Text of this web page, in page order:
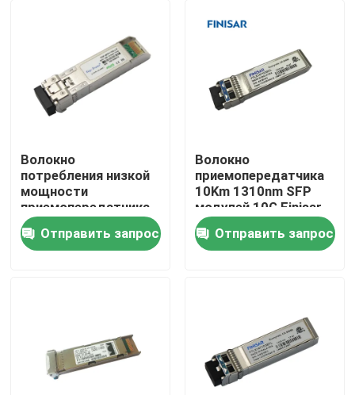
Путешествие фабрики
Свяжитесь мы
Новости
Оптический модуль 400G/800G
Волокно
потребления низкой
мощности
приемопередатчика
модуля 1310nm
1.4KM SFP 10Gbps
оптически
Отправить запрос
Волокно
приемопередатчика
10Km 1310nm SFP
модулей 10G Finisar
FTLX1471D3BCL
Отправить запрос